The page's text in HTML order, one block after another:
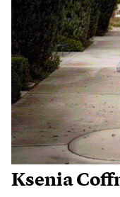
Ksenia